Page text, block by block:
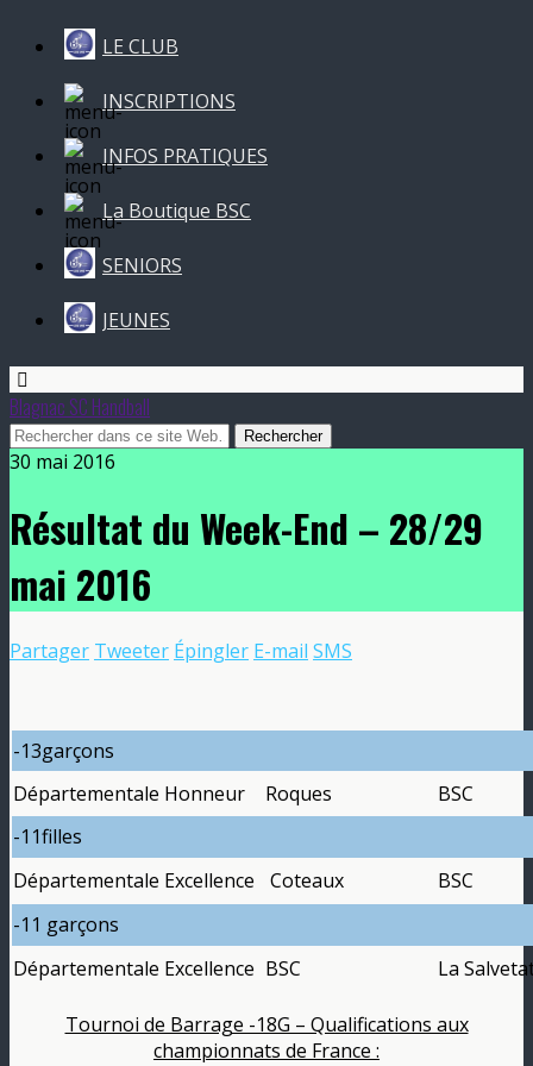
LE CLUB
INSCRIPTIONS
INFOS PRATIQUES
La Boutique BSC
SENIORS
JEUNES
Blagnac SC Handball
30 mai 2016
Résultat du Week-End – 28/29
mai 2016
Partager Tweeter Épingler E-mail SMS
-13garçons
Départementale Honneur
Roques
BSC
-11filles
Départementale Excellence
Coteaux
BSC
-11 garçons
Départementale Excellence BSC La
Tournoi de Barrage -18G – Qualifications aux
championnats de France :